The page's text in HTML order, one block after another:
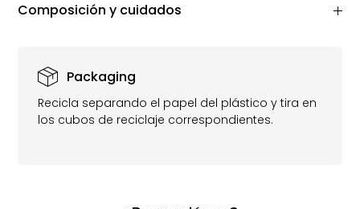
Composición y cuidados
Packaging
Recicla separando el papel del plástico y tira en
los cubos de reciclaje correspondientes.